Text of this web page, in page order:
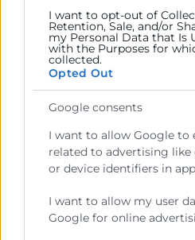
I want to opt-out of
Retention, Sale, and/or
my Personal Data that Is
with the Purposes for
collected.
Opted Out
Google consents
I want to allow Google to
related to advertising like
or device identifiers in
I want to allow my user
Google for online
generales del comercio,
Ejercitar las
previstas en la Ley, o que
delegar las
Recursos